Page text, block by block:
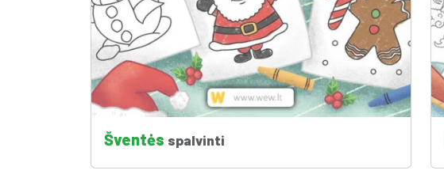
Šventės spalvinti